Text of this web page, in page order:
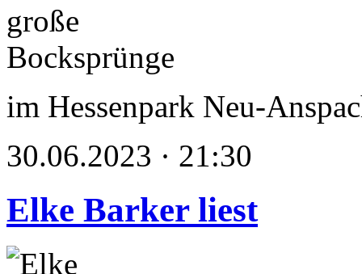
im Hessenpark Neu-
30.06.2023 · 21:30
Elke Barker liest